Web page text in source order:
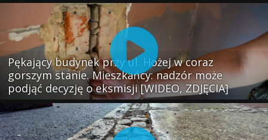
Pękający budynek przy ul. Hożej w coraz
gorszym stanie. Mieszkańcy: nadzór może
podjąć decyzję o eksmisji [WIDEO, ZDJĘCIA]